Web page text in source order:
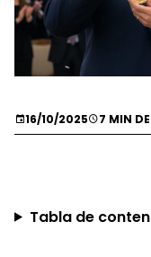
16/10/2025 7 MIN
Tabla de